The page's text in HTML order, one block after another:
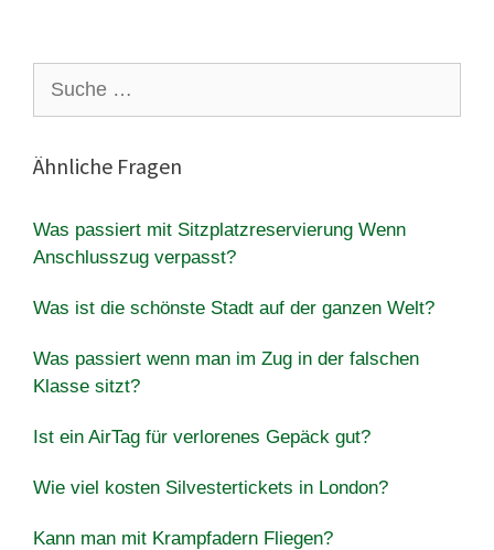
nach:
Ähnliche Fragen
Was passiert mit Sitzplatzreservierung Wenn
Anschlusszug verpasst?
Was ist die schönste Stadt auf der ganzen Welt?
Was passiert wenn man im Zug in der falschen
Klasse sitzt?
Ist ein AirTag für verlorenes Gepäck gut?
Wie viel kosten Silvestertickets in London?
Kann man mit Krampfadern Fliegen?